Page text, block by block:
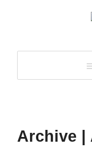
Archive |